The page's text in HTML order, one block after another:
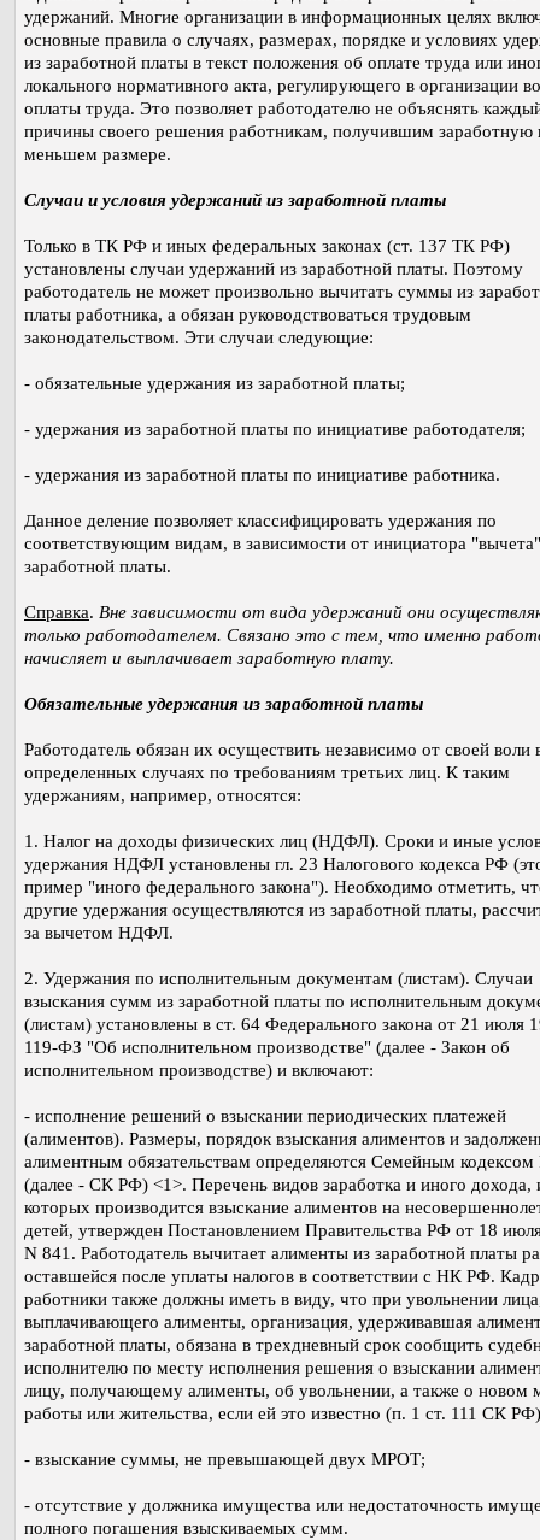
удержаний. Многие организации в информационных целях
основные правила о случаях, размерах, порядке и условиях
из заработной платы в текст положения об оплате труда или
локального нормативного акта, регулирующего в организации
оплаты труда. Это позволяет работодателю не объяснять
причины своего решения работникам, получившим заработную
меньшем размере.
Случаи и условия удержаний из заработной платы
Только в ТК РФ и иных федеральных законах (ст. 137 ТК РФ)
установлены случаи удержаний из заработной платы. Поэтому
работодатель не может произвольно вычитать суммы из
платы работника, а обязан руководствоваться трудовым
законодательством. Эти случаи следующие:
- обязательные удержания из заработной платы;
- удержания из заработной платы по инициативе работодателя;
- удержания из заработной платы по инициативе работника.
Данное деление позволяет классифицировать удержания по
соответствующим видам, в зависимости от инициатора
заработной платы.
Справка. Вне зависимости от вида удержаний они
только работодателем. Связано это с тем, что именно
начисляет и выплачивает заработную плату.
Обязательные удержания из заработной платы
Работодатель обязан их осуществить независимо от своей воли
определенных случаях по требованиям третьих лиц. К таким
удержаниям, например, относятся:
1. Налог на доходы физических лиц (НДФЛ). Сроки и иные
удержания НДФЛ установлены гл. 23 Налогового кодекса РФ
пример "иного федерального закона"). Необходимо отметить,
другие удержания осуществляются из заработной платы,
за вычетом НДФЛ.
2. Удержания по исполнительным документам (листам). Случаи
взыскания сумм из заработной платы по исполнительным
(листам) установлены в ст. 64 Федерального закона от 21 июля
119-ФЗ "Об исполнительном производстве" (далее - Закон об
исполнительном производстве) и включают:
- исполнение решений о взыскании периодических платежей
(алиментов). Размеры, порядок взыскания алиментов и
алиментным обязательствам определяются Семейным
(далее - СК РФ) <1>. Перечень видов заработка и иного дохода,
которых производится взыскание алиментов на
детей, утвержден Постановлением Правительства РФ от 18
N 841. Работодатель вычитает алименты из заработной платы
оставшейся после уплаты налогов в соответствии с НК РФ.
работники также должны иметь в виду, что при увольнении
выплачивающего алименты, организация, удерживавшая
заработной платы, обязана в трехдневный срок сообщить
исполнителю по месту исполнения решения о взыскании
лицу, получающему алименты, об увольнении, а также о новом
работы или жительства, если ей это известно (п. 1 ст. 111 СК
- взыскание суммы, не превышающей двух МРОТ;
- отсутствие у должника имущества или недостаточность
полного погашения взыскиваемых сумм.